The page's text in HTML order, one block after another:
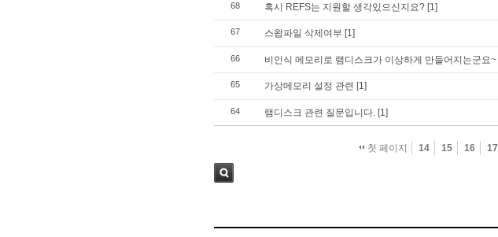
68 혹시 REFS는 지원할 생각있으신지요? [1]
67 스왑파일 삭제여부 [1]
66 비인식 메모리로 램디스크가 이상하게 만들어지는군요~
65 가상메모리 설정 관련 [1]
64 램디스크 관련 질문입니다. [1]
첫 페이지 14 15 16 17